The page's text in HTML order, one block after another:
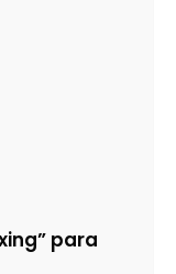
para